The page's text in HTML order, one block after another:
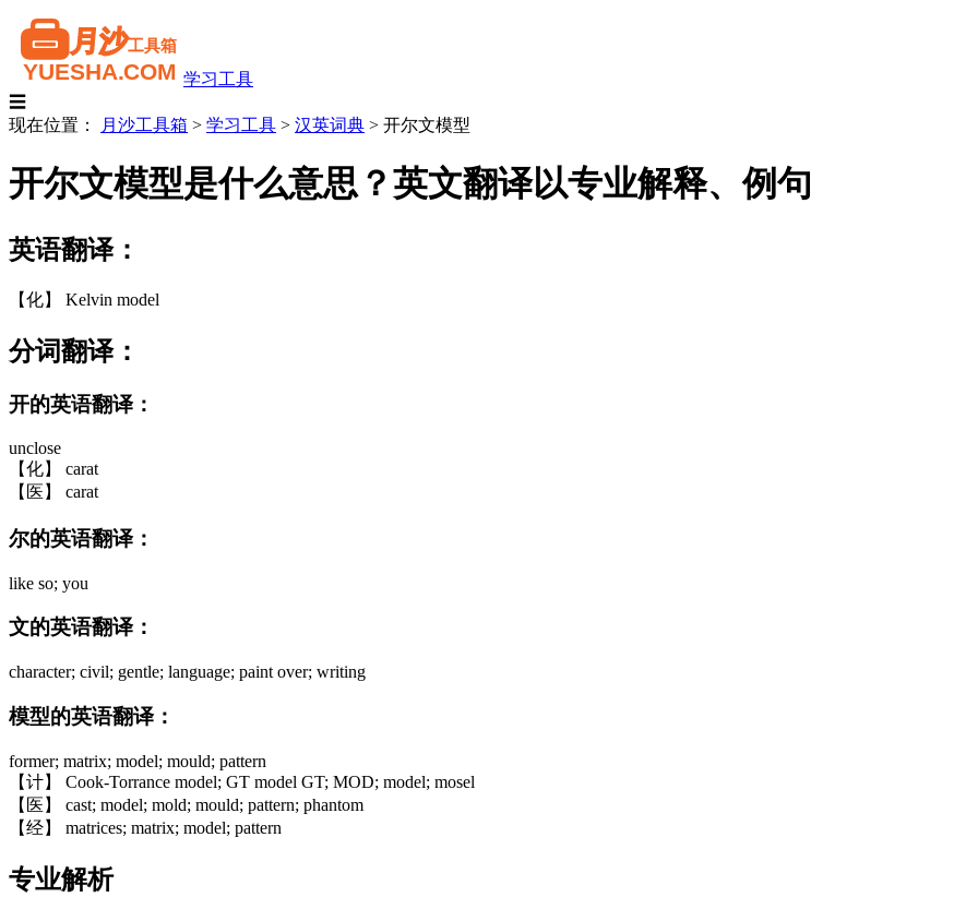
学习工具
☰
现在位置：
月沙工具箱 > 学习工具 > 汉英词典 > 开尔文模型
开尔文模型是什么意思？英文翻译以专业解释、例句
英语翻译：
【化】 Kelvin model
分词翻译：
开的英语翻译：
unclose
【化】 carat
【医】 carat
尔的英语翻译：
like so; you
文的英语翻译：
character; civil; gentle; language; paint over; writing
模型的英语翻译：
former; matrix; model; mould; pattern
【计】 Cook-Torrance model; GT model GT; MOD; model; mosel
【医】 cast; model; mold; mould; pattern; phantom
【经】 matrices; matrix; model; pattern
专业解析